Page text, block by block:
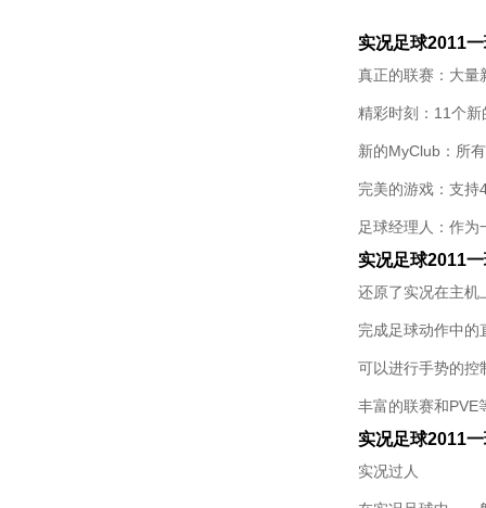
实况足球2011
真正的联赛：大量
精彩时刻：11个
新的MyClub：所
完美的游戏：支持
足球经理人：作
实况足球2011
还原了实况在主机
完成足球动作中的
可以进行手势的控
丰富的联赛和PVE
实况足球2011
实况过人